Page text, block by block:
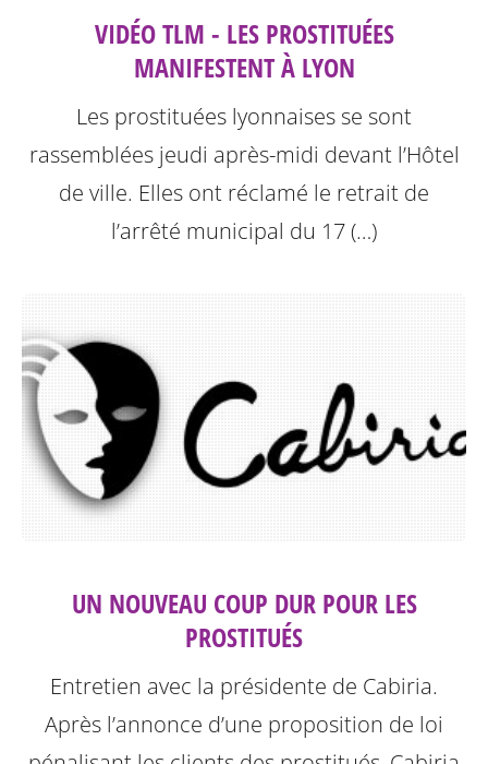
VIDÉO TLM - LES PROSTITUÉES
MANIFESTENT À LYON
Les prostituées lyonnaises se sont
rassemblées jeudi après-midi devant l’Hôtel
de ville. Elles ont réclamé le retrait de
l’arrêté municipal du 17 (…)
UN NOUVEAU COUP DUR POUR LES
PROSTITUÉS
Entretien avec la présidente de Cabiria.
Après l’annonce d’une proposition de loi